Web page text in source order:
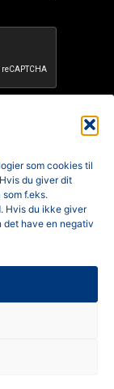
som cookies til
du giver dit
f.eks.
Hvis du ikke giver
have en negativ